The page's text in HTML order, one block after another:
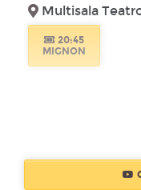
Multisala
20:45
MIGNON